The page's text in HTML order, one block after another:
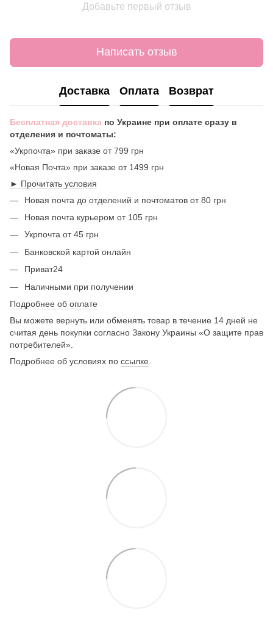
Добавьте первый отзыв
Написать отзыв
Доставка Оплата Возврат
Бесплатная доставка по Украине при оплате сразу в
отделения и почтоматы:
«Укрпочта» при заказе от 799 грн
«Новая Почта» при заказе от 1499 грн
► Прочитать условия
Новая почта до отделений и почтоматов от 80 грн
Новая почта курьером от 105 грн
Укрпочта от 45 грн
Банковской картой онлайн
Приват24
Наличными при получении
Подробнее об оплате
Вы можете вернуть или обменять товар в течение 14 дней не
считая день покупки согласно Закону Украины «О защите прав
потребителей».
Подробнее об условиях по ссылке